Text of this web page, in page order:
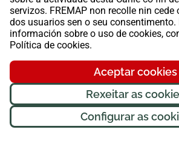
servizos. FREMAP non recolle nin
dos usuarios sen o seu
información sobre o uso de cookies,
Política de cookies.
Aceptar cookies
Rexeitar as
Configurar as
FREMAP Ⓒ Todos os dereitos